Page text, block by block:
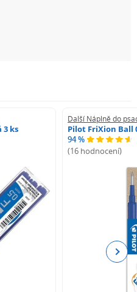
3 ks
Další Náplně do
Pilot FriXion Ball
94 %
(16 hodnocení)
Next